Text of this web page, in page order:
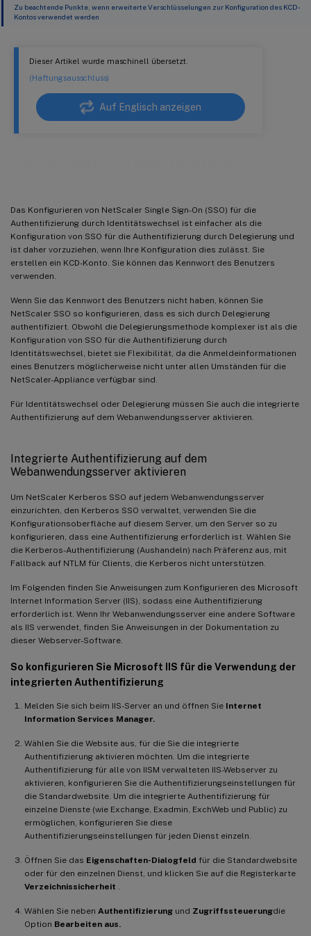
Dieser Artikel wurde maschinell übersetzt.
(Haftungsausschluss)
Auf Englisch anzeigen
Das Konfigurieren von NetScaler Single Sign-On (SSO) für die
Authentifizierung durch Identitätswechsel ist einfacher als die
Konfiguration von SSO für die Authentifizierung durch Delegierung und
ist daher vorzuziehen, wenn Ihre Konfiguration dies zulässt. Sie
erstellen ein KCD-Konto. Sie können das Kennwort des Benutzers
verwenden.
Wenn Sie das Kennwort des Benutzers nicht haben, können Sie
NetScaler SSO so konfigurieren, dass es sich durch Delegierung
authentifiziert. Obwohl die Delegierungsmethode komplexer ist als die
Konfiguration von SSO für die Authentifizierung durch
Identitätswechsel, bietet sie Flexibilität, da die Anmeldeinformationen
eines Benutzers möglicherweise nicht unter allen Umständen für die
NetScaler-Appliance verfügbar sind.
Für Identitätswechsel oder Delegierung müssen Sie auch die integrierte
Authentifizierung auf dem Webanwendungsserver aktivieren.
Integrierte Authentifizierung auf dem
Webanwendungsserver aktivieren
Um NetScaler Kerberos SSO auf jedem Webanwendungsserver
einzurichten, den Kerberos SSO verwaltet, verwenden Sie die
Konfigurationsoberfläche auf diesem Server, um den Server so zu
konfigurieren, dass eine Authentifizierung erforderlich ist. Wählen Sie
die Kerberos-Authentifizierung (Aushandeln) nach Präferenz aus, mit
Fallback auf NTLM für Clients, die Kerberos nicht unterstützen.
Im Folgenden finden Sie Anweisungen zum Konfigurieren des Microsoft
Internet Information Server (IIS), sodass eine Authentifizierung
erforderlich ist. Wenn Ihr Webanwendungsserver eine andere Software
als IIS verwendet, finden Sie Anweisungen in der Dokumentation zu
dieser Webserver-Software.
So konfigurieren Sie Microsoft IIS für die Verwendung der
integrierten Authentifizierung
Melden Sie sich beim IIS-Server an und öffnen Sie Internet
Information Services Manager.
Wählen Sie die Website aus, für die Sie die integrierte
Authentifizierung aktivieren möchten. Um die integrierte
Authentifizierung für alle von IISM verwalteten IIS-Webserver zu
aktivieren, konfigurieren Sie die Authentifizierungseinstellungen für
die Standardwebsite. Um die integrierte Authentifizierung für
einzelne Dienste (wie Exchange, Exadmin, ExchWeb und Public) zu
ermöglichen, konfigurieren Sie diese
Authentifizierungseinstellungen für jeden Dienst einzeln.
Öffnen Sie das Eigenschaften-Dialogfeld für die Standardwebsite
oder für den einzelnen Dienst, und klicken Sie auf die Registerkarte
Verzeichnissicherheit
Wählen Sie neben Authentifizierung und Zugriffssteuerungdie
Option Bearbeiten aus.
Zu beachtende Punkte, wenn erweiterte Verschlüsselungen zur Konfiguration des KCD-
Kontos verwendet werden